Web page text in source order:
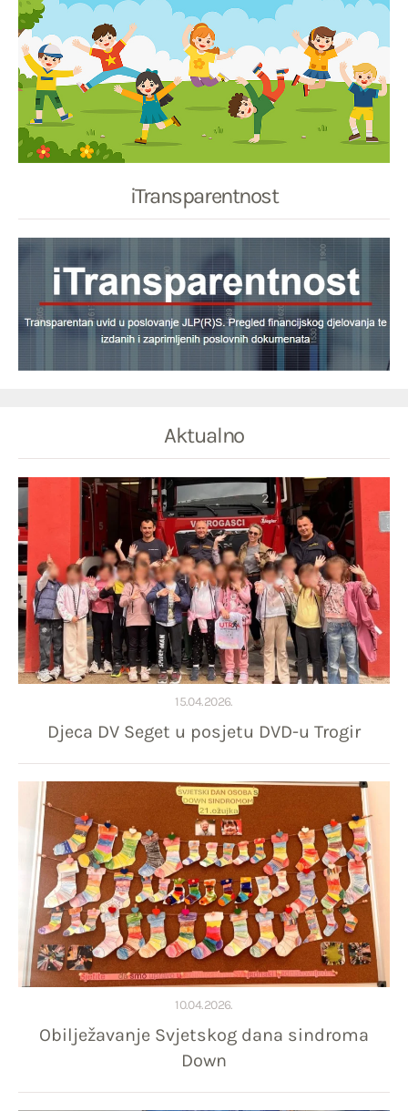
iTransparentnost
Aktualno
15.04.2026.
Djeca DV Seget u posjetu DVD-u Trogir
10.04.2026.
Obilježavanje Svjetskog dana sindroma
Down